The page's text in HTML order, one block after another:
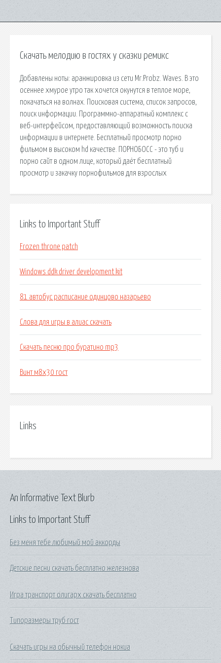
Скачать мелодию в гостях у сказки ремикс
Добавлены ноты: аранжировка из сети Mr.Probz. Waves. В это
осеннее хмурое утро так хочется окунутся в теплое море,
покачаться на волнах. Поисковая сиcтема, список запросов,
поиск информации. Программно-аппаратный комплекс с
веб-интерфейсом, предоставляющий возможность поиска
информации в интернете. Бесплатный просмотр порно
фильмом в высоком hd качестве. ПОРНОБОСС - это туб и
порно сайт в одном лице, который даёт бесплатный
просмотр и закачку порнофильмов для взрослых
Links to Important Stuff
Frozen throne patch
Windows ddk driver development kit
81 автобус расписание одинцово назарьево
Слова для игры в алиас скачать
Скачать песню про буратино mp3
Винт м8х30 гост
Links
Links to Important Stuff
Без меня тебе любимый мой аккорды
Детские песни скачать бесплатно железнова
Игра транспорт олигарх скачать бесплатно
Типоразмеры труб гост
Скачать игры на обычный телефон нокиа
An Informative Text Blurb